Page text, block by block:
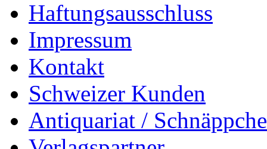
Haftungsausschluss
Impressum
Kontakt
Schweizer Kunden
Antiquariat /